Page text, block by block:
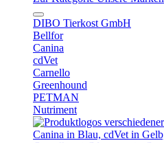
DIBO Tierkost GmbH
Bellfor
Canina
cdVet
Carnello
Greenhound
PETMAN
Nutriment